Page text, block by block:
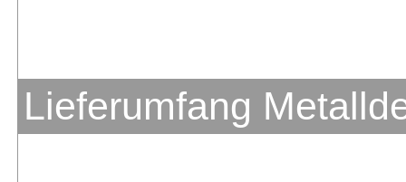
Lieferumfang